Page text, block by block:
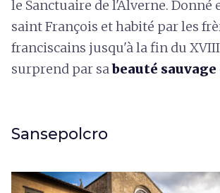
le Sanctuaire de l'Alverne. Donné
saint François et habité par les
franciscains jusqu'à la fin du
surprend par sabeauté
Sansepolcro